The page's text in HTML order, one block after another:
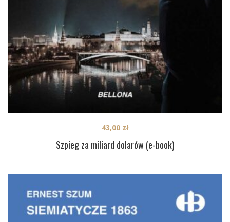
Szpieg za miliard dolarów (e-book)
43,00 zł